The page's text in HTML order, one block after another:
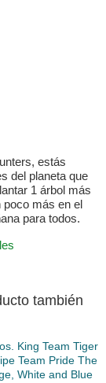
estás
del planeta que
1 árbol más
más en el
para todos.
también